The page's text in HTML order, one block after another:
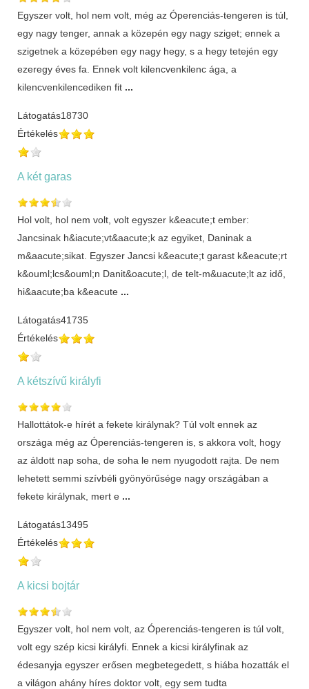
Egyszer volt, hol nem volt, még az Óperenciás-tengeren is túl,
egy nagy tenger, annak a közepén egy nagy sziget; ennek a
szigetnek a közepében egy nagy hegy, s a hegy tetején egy
ezeregy éves fa. Ennek volt kilencvenkilenc ága, a
kilencvenkilencediken fit ...
Látogatás18730
Értékelés
A két garas
Hol volt, hol nem volt, volt egyszer k&eacute;t ember:
Jancsinak h&iacute;vt&aacute;k az egyiket, Daninak a
m&aacute;sikat. Egyszer Jancsi k&eacute;t garast k&eacute;rt
k&ouml;lcs&ouml;n Danit&oacute;l, de telt-m&uacute;lt az idő,
hi&aacute;ba k&eacute ...
Látogatás41735
Értékelés
A kétszívű királyfi
Hallottátok-e hírét a fekete királynak? Túl volt ennek az
országa még az Óperenciás-tengeren is, s akkora volt, hogy
az áldott nap soha, de soha le nem nyugodott rajta. De nem
lehetett semmi szívbéli gyönyörűsége nagy országában a
fekete királynak, mert e ...
Látogatás13495
Értékelés
A kicsi bojtár
Egyszer volt, hol nem volt, az Óperenciás-tengeren is túl volt,
volt egy szép kicsi királyfi. Ennek a kicsi királyfinak az
édesanyja egyszer erősen megbetegedett, s hiába hozatták el
a világon ahány híres doktor volt, egy sem tudta